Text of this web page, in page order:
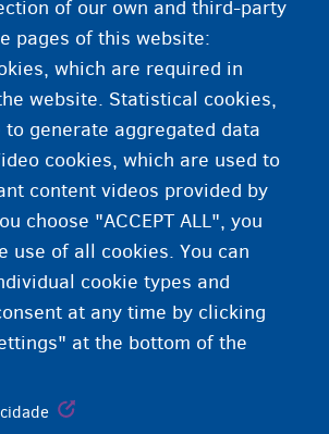
of our own and third-party
pages of this website:
which are required in
website. Statistical cookies,
to generate aggregated data
cookies, which are used to
content videos provided by
choose "ACCEPT ALL", you
use of all cookies. You can
cookie types and
at any time by clicking
at the bottom of the